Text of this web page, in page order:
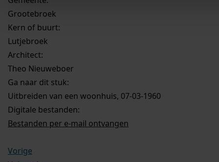
Grootebroek
Kern of buurt:
Lutjebroek
Architect:
Theo Nieuweboer
Ga naar dit stuk:
Uitbreiden van een woonhuis, 07-03-1960
Digitale bestanden:
Bestanden per e-mail ontvangen
Vorige